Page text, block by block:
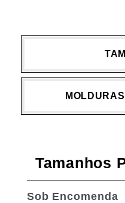
Tamanhos
Sob Encomenda